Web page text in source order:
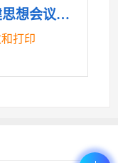
中心工作设立
动长效机制，持
《在中心组学习习近平党建思想会议上的主持词和总结讲话发言.doc》
打印